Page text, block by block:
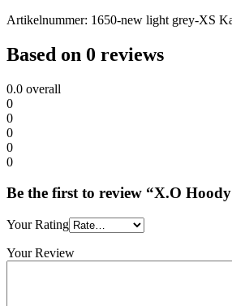
Artikelnummer: 1650-new light grey-XS
Based on 0 reviews
0.0 overall
0
0
0
0
0
Be the first to review “X.O
Your Rating
Your Review